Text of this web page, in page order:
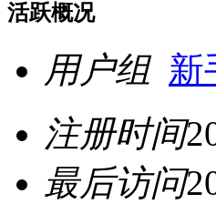
活跃概况
用户组 新
注册时间
最后访问